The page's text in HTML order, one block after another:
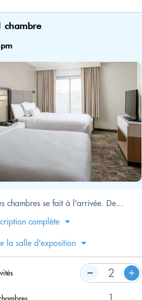
chambre
chambres se fait à l'arrivée. De...
complète
la salle d'exposition